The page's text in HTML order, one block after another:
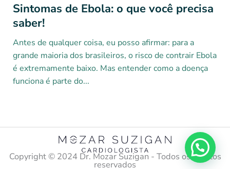
Sintomas de Ebola: o que você precisa
saber!
Antes de qualquer coisa, eu posso afirmar: para a
grande maioria dos brasileiros, o risco de contrair Ebola
é extremamente baixo. Mas entender como a doença
funciona é parte do...
Copyright ©️ 2024 Dr. Mozar Suzigan - Todos os direitos
reservados